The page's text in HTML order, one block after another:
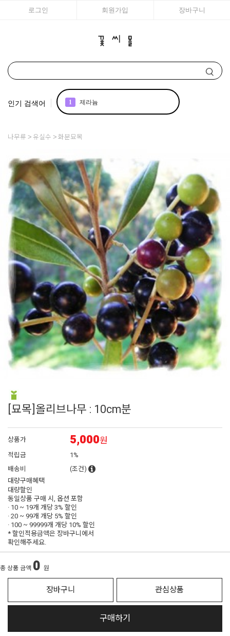
로그인 회원가입 장바구니
인기 검색어 1 제라늄
4 리갈
5 매발톱
6 시계초
7 백합
8 접시꽃
채송화
10 해바라기
나무류 유실수 화분묘목
[묘목]올리브나무 : 10cm분
상품가 5,000원
적립금
1%
배송비
(조건)
대량구매혜택
대량할인
동일상품 구매 시, 옵션 포함
· 10 ~ 19개 개당3% 할인
· 20 ~ 99개 개당 5% 할인
· 100 ~ 99999개 개당 10% 할인
* 할인적용금액은 장바구니에서
확인해주세요.
총 상품 금액 0 원
장바구니 관심상품
구매하기